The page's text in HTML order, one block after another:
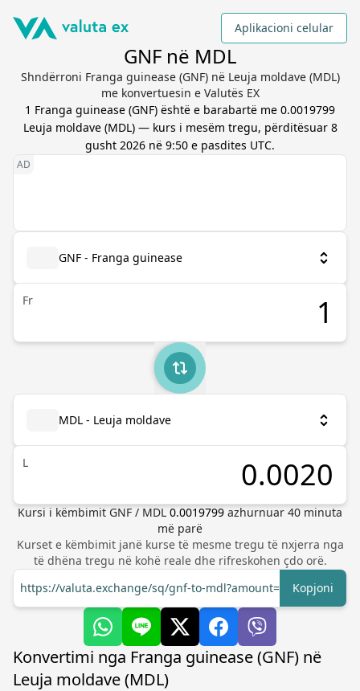
Aplikacioni celular
GNF në MDL
Shndërroni Franga guinease (GNF) në Leuja moldave (MDL)
me konvertuesin e Valutës EX
1 Franga guinease (GNF) është e barabartë me 0.0019799
Leuja moldave(MDL) — kurs i mesëm tregu, përditësuar 8
gusht 2026 në 9:50 e pasdites UTC.
GNF - Franga guinease
Fr
MDL - Leuja moldave
L
Kursi i këmbimit GNF / MDL 0.0019799 azhurnuar 40 minuta
më parë
Kurset e këmbimit janë kurse të mesme tregu të nxjerra nga
të dhëna tregu në kohë reale dhe rifreskohen çdo orë.
https://valuta.exchange/sq/gnf-to-mdl?amount=1
Kopjoni
Konvertimi nga Franga guinease (GNF) në
Leuja moldave (MDL)